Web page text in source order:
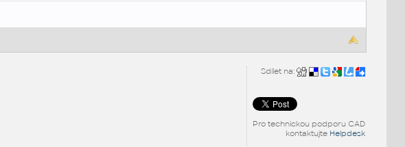
Sdílet na:
Pro technickou podporu CAD
kontaktujte Helpdesk